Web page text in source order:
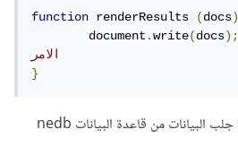
function renderResults (docs)
	document
.write(docs);
الامر
}
و السبب في الامرين أن عملية جلب البيانات من قاعدة البيانات nedb